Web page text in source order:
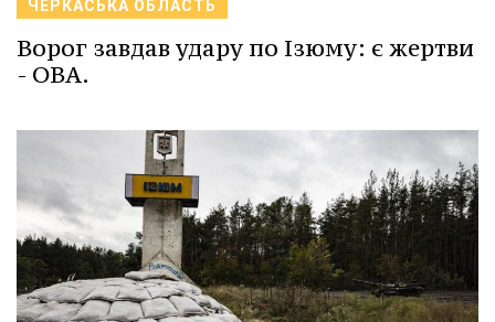
ЧЕРКАСЬКА ОБЛАСТЬ
Ворог завдав удару по Ізюму: є жертви
- ОВА.